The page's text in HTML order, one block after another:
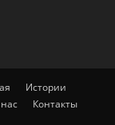
Истории
Контакты